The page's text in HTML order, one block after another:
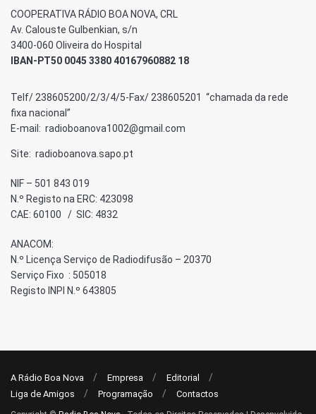
COOPERATIVA RÁDIO BOA NOVA, CRL
Av. Calouste Gulbenkian, s/n
3400-060 Oliveira do Hospital
IBAN-PT50 0045 3380 40167960882 18
Telf/ 238605200/2/3/4/5-Fax/ 238605201 “chamada da rede
fixa nacional”
E-mail: radioboanova1002@gmail.com
Site: radioboanova.sapo.pt
NIF – 501 843 019
N.º Registo na ERC: 423098
CAE: 60100 / SIC: 4832
ANACOM:
N.º Licença Serviço de Radiodifusão – 20370
Serviço Fixo : 505018
Registo INPI N.º 643805
A Rádio Boa Nova Empresa
Editorial
Liga de Amigos
Programação Contactos